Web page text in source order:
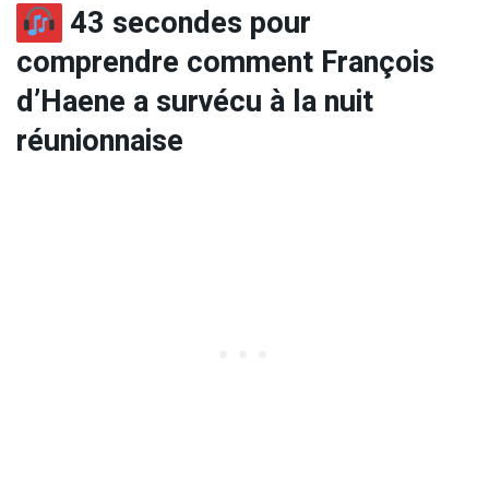
43 secondes pour
comprendre comment François
d’Haene a survécu à la nuit
réunionnaise